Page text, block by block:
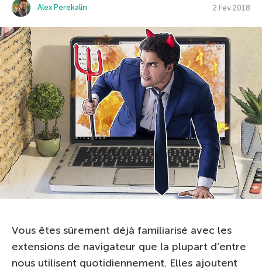
Alex Perekalin 2 Fév 2018
Vous êtes sûrement déjà familiarisé avec les
extensions de navigateur que la plupart d’entre
nous utilisent quotidiennement. Elles ajoutent